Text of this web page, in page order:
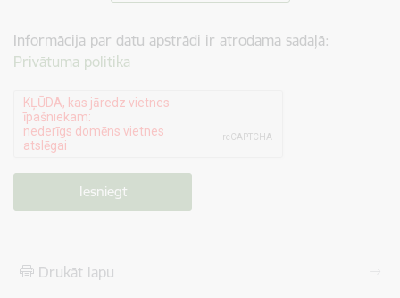
Informācija par datu apstrādi ir atrodama sadaļā:
Privātuma politika
Drukāt lapu